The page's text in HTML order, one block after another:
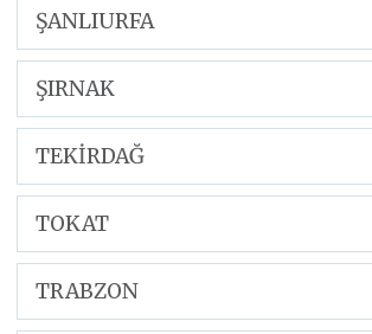
ŞANLIURFA
ŞIRNAK
TEKİRDAĞ
TOKAT
TRABZON